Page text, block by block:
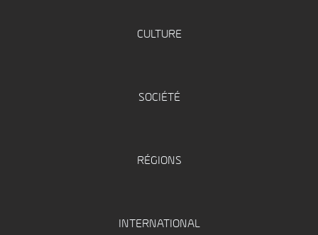
CULTURE
SOCIÉTÉ
RÉGIONS
INTERNATIONAL